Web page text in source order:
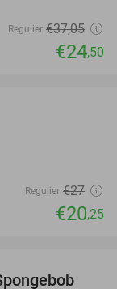
Regulier €37,05
€24,50
Regulier €27
€20,25